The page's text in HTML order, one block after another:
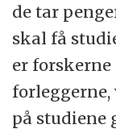
de tar
skal få
er forskerne
forleggerne,
på studiene